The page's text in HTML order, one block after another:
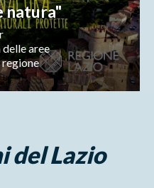
natura"
aree
del Lazio